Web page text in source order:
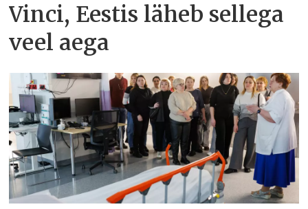
Vinci, Eestis läheb sellega
veel aega